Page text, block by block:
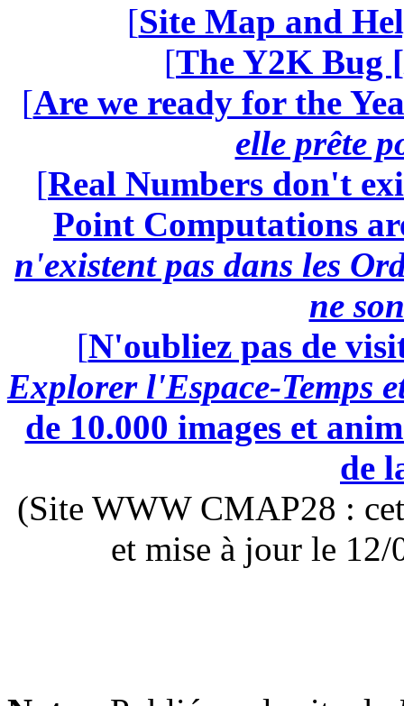
[Site Map and
[The Y2K Bug [
[Are we ready for the
elle prête
[Real Numbers don't
Point Computations
n'existent pas dans les
ne
[N'oubliez pas de
Explorer l'Espace-Temps
de 10.000 images et
de
(Site WWW CMAP28 :
et mise à jour le